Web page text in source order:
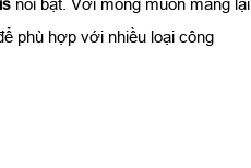
phù hợp với nhiều loại công